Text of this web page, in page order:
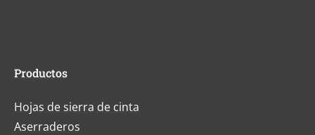
Productos
Hojas de sierra de cinta
Aserraderos